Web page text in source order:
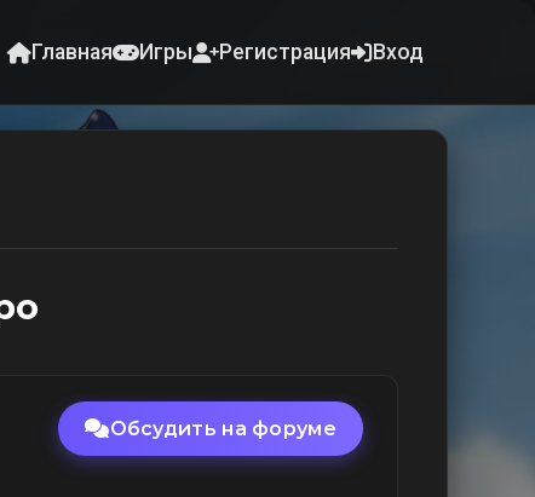
Главная Игры Регистрация Вход
Обсудить на форуме